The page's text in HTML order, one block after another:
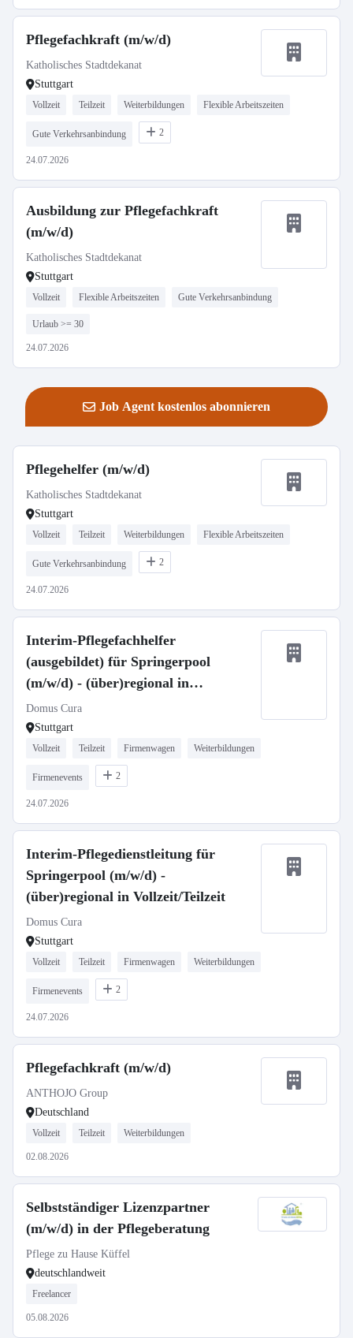
Pflegefachkraft (m/w/d)
Katholisches Stadtdekanat
Stuttgart
Vollzeit Teilzeit Weiterbildungen Flexible Arbeitszeiten
Gute Verkehrsanbindung 2
24.07.2026
Ausbildung zur Pflegefachkraft
(m/w/d)
Katholisches Stadtdekanat
Stuttgart
Vollzeit Flexible Arbeitszeiten Gute Verkehrsanbindung
Urlaub >= 30
24.07.2026
Job Agent kostenlos abonnieren
Pflegehelfer (m/w/d)
Katholisches Stadtdekanat
Stuttgart
Vollzeit Teilzeit Weiterbildungen Flexible Arbeitszeiten
Gute Verkehrsanbindung 2
24.07.2026
Interim-Pflegefachhelfer
(ausgebildet) für Springerpool
(m/w/d) - (über)regional in
Vollzeit/Teilzeit
Domus Cura
Stuttgart
Vollzeit Teilzeit Firmenwagen Weiterbildungen
Firmenevents 2
24.07.2026
Interim-Pflegedienstleitung für
Springerpool (m/w/d) -
(über)regional in Vollzeit/Teilzeit
Domus Cura
Stuttgart
Vollzeit Teilzeit Firmenwagen Weiterbildungen
Firmenevents 2
24.07.2026
Pflegefachkraft (m/w/d)
ANTHOJO Group
Deutschland
Vollzeit Teilzeit Weiterbildungen
02.08.2026
Selbstständiger Lizenzpartner
(m/w/d) in der Pflegeberatung
Pflege zu Hause Küffel
deutschlandweit
Freelancer
05.08.2026